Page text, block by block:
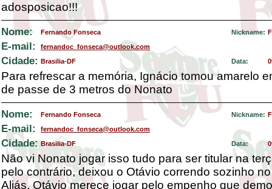
adosposicao!!!
Nome: Fernando Fonseca Nickname:
E-mail: fernandoc_fonseca@outlook.com
Cidade: Brasilia-DF Data:
Para refrescar a memória, Ignácio tomou amarelo
de passe de 3 metros do Nonato
Nome: Fernando Fonseca Nickname:
E-mail: fernandoc_fonseca@outlook.com
Cidade: Brasilia-DF Data:
Não vi Nonato jogar isso tudo para ser titular na
pelo contrário, deixou o Otávio correndo sozinho
Aliás, Otávio merece jogar pelo empenho que